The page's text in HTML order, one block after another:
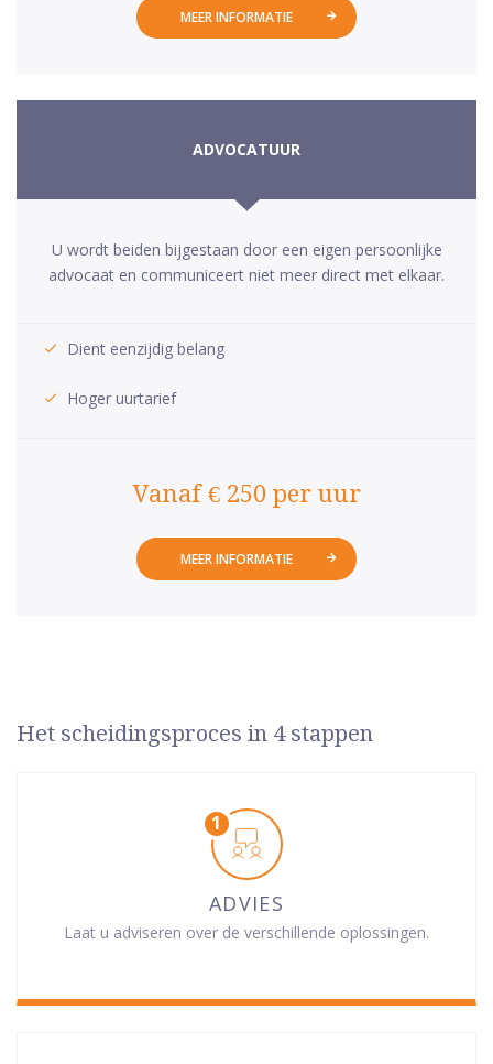
MEER INFORMATIE
ADVOCATUUR
U wordt beiden bijgestaan door een eigen persoonlijke
advocaat en communiceert niet meer direct met elkaar.
Dient eenzijdig belang
Hoger uurtarief
Vanaf € 250 per uur
MEER INFORMATIE
Het scheidingsproces in 4 stappen
ADVIES
Laat u adviseren over de verschillende oplossingen.